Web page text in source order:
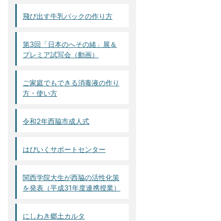
飛び出す牛乳パックの作り方
第3回「日本のへその緒」展＆
プレミア試写会（動画）
ご家庭でもできる消毒液の作り
方・使い方
令和2年西脇市成人式
はぴいくサポートセンター
関西学院大生が西脇の活性化策
を発表（平成31年度連携授業）
にしわき郷土カルタ